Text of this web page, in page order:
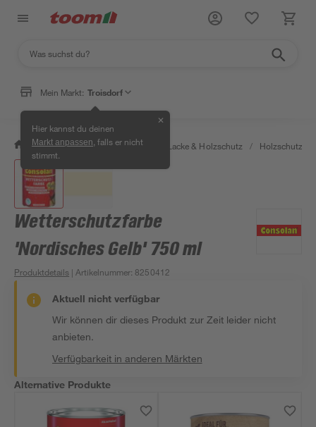
Mein Markt: Troisdorf
Hier kannst du deinen
Markt anpassen , falls er nicht
stimmt.
✕
/ Bauen & Renovieren / Farben, Lacke & Holzschutz / Holzschutz &
Wetterschutzfarbe
'Nordisches Gelb' 750 ml
Produktdetails | Artikelnummer: 8250412
Aktuell nicht verfügbar
Wir können dir dieses Produkt zur Zeit leider nicht
anbieten.
Verfügbarkeit in anderen Märkten
Alternative Produkte